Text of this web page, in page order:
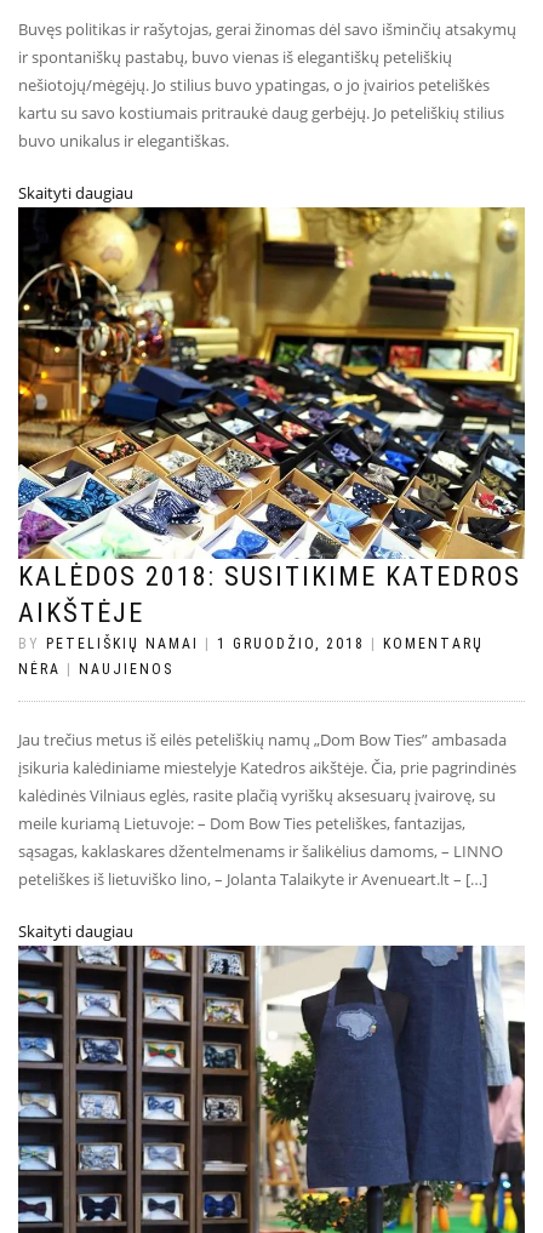
Buvęs politikas ir rašytojas, gerai žinomas dėl savo išminčių atsakymų
ir spontaniškų pastabų, buvo vienas iš elegantiškų peteliškių
nešiotojų/mėgėjų. Jo stilius buvo ypatingas, o jo įvairios peteliškės
kartu su savo kostiumais pritraukė daug gerbėjų. Jo peteliškių stilius
buvo unikalus ir elegantiškas.
Skaityti daugiau
KALĖDOS 2018: SUSITIKIME KATEDROS
AIKŠTĖJE
BY PETELIŠKIŲ NAMAI | 1 GRUODŽIO, 2018 | KOMENTARŲ
NĖRA | NAUJIENOS
Jau trečius metus iš eilės peteliškių namų „Dom Bow Ties” ambasada
įsikuria kalėdiniame miestelyje Katedros aikštėje. Čia, prie pagrindinės
kalėdinės Vilniaus eglės, rasite plačią vyriškų aksesuarų įvairovę, su
meile kuriamą Lietuvoje: – Dom Bow Ties peteliškes, fantazijas,
sąsagas, kaklaskares džentelmenams ir šalikėlius damoms, – LINNO
peteliškes iš lietuviško lino, – Jolanta Talaikyte ir Avenueart.lt – […]
Skaityti daugiau